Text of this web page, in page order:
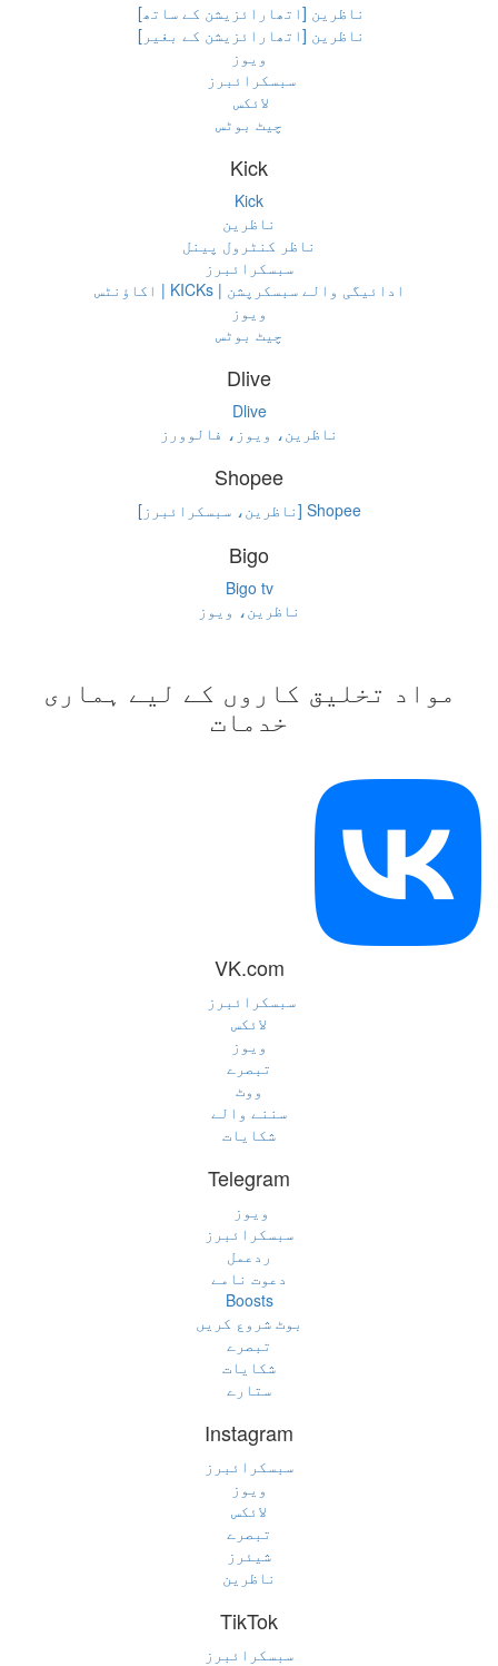
ناظرین [اتھارائزیشن کے ساتھ]
ناظرین [اتھارائزیشن کے بغیر]
ویوز
سبسکرائبرز
لائکس
چیٹ بوٹس
Kick
Kick
ناظرین
ناظر کنٹرول پینل
سبسکرائبرز
ادائیگی والے سبسکرپشن | KICKs | اکاؤنٹس
ویوز
چیٹ بوٹس
Dlive
Dlive
ناظرین، ویوز، فالوورز
Shopee
Shopee [ناظرین، سبسکرائبرز]
Bigo
Bigo tv
ناظرین، ویوز
مواد تخلیق کاروں کے لیے ہماری
خدمات
VK.com
سبسکرائبرز
لائکس
ویوز
تبصرے
ووٹ
سننے والے
شکایات
Telegram
ویوز
سبسکرائبرز
ردعمل
دعوت نامے
Boosts
بوٹ شروع کریں
تبصرے
شکایات
ستارے
Instagram
سبسکرائبرز
ویوز
لائکس
تبصرے
شیئرز
ناظرین
TikTok
سبسکرائبرز